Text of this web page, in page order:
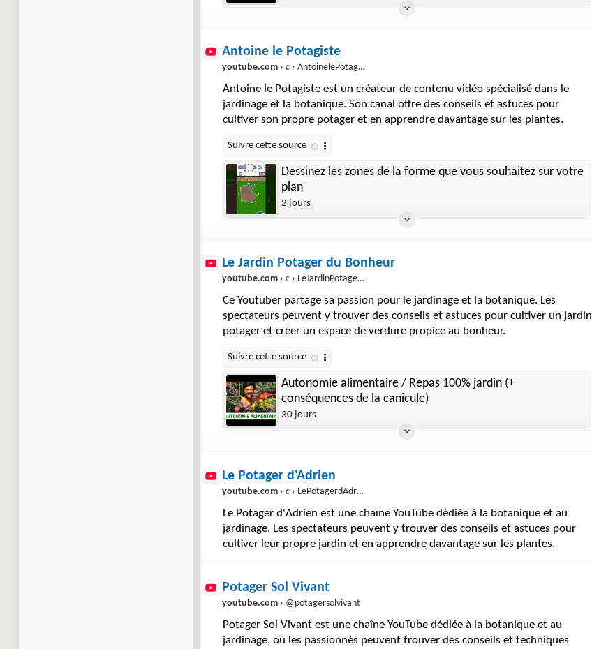
Antoine le Potagiste
youtube.com › c › AntoinelePotagiste
Antoine le Potagiste est un créateur de contenu vidéo spécialisé dans le
jardinage et la botanique. Son canal offre des conseils et astuces pour
cultiver son propre potager et en apprendre davantage sur les plantes.
Dessinez les zones de la forme que vous souhaitez sur votre
plan
2 jours
Le Jardin Potager du Bonheur
youtube.com › c › LeJardinPotagerDuBonheur
Ce Youtuber partage sa passion pour le jardinage et la botanique. Les
spectateurs peuvent y trouver des conseils et astuces pour cultiver un jardin
potager et créer un espace de verdure propice au bonheur.
Autonomie alimentaire / Repas 100% jardin (+
conséquences de la canicule)
30 jours
Le Potager d'Adrien
youtube.com › c › LePotagerdAdrien
Le Potager d'Adrien est une chaîne YouTube dédiée à la botanique et au
jardinage. Les spectateurs peuvent y trouver des conseils et astuces pour
cultiver leur propre jardin et en apprendre davantage sur les plantes.
Potager Sol Vivant
youtube.com › @potagersolvivant
Potager Sol Vivant est une chaîne YouTube dédiée à la botanique et au
jardinage, où les passionnés peuvent trouver des conseils et techniques